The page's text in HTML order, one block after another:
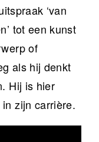
‘van
tot een kunst
of
als hij denkt
Hij is hier
zijn carrière.